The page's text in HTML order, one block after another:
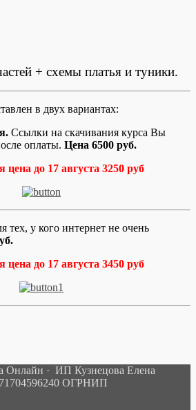
+ схемы платья и туники.
в двух вариантах:
Ссылки на скачивания курса Вы
оплаты. Цена 6500 руб.
цена до 17 августа 3250 руб
тех, у кого интернет не очень
цена до 17 августа 3450 руб
Онлайн · ИП Кузнецова Елена
ОГРНИП